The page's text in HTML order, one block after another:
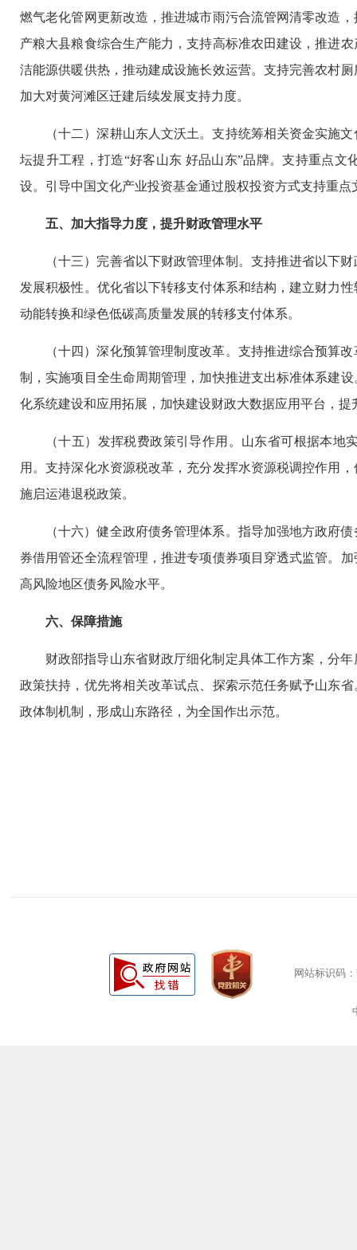
燃气老化管网更新改造，推进城市雨污合流管网清零改造
产粮大县粮食综合生产能力，支持高标准农田建设，推进
洁能源供暖供热，推动建成设施长效运营。支持完善农村
加大对黄河滩区迁建后续发展支持力度。
（十二）深耕山东人文沃土。支持统筹相关资金实施
坛提升工程，打造“好客山东 好品山东”品牌。支持重点
设。引导中国文化产业投资基金通过股权投资方式支持重点
五、加大指导力度，提升财政管理水平
（十三）完善省以下财政管理体制。支持推进省以下
发展积极性。优化省以下转移支付体系和结构，建立财力
动能转换和绿色低碳高质量发展的转移支付体系。
（十四）深化预算管理制度改革。支持推进综合预算
制，实施项目全生命周期管理，加快推进支出标准体系建
化系统建设和应用拓展，加快建设财政大数据应用平台，提
（十五）发挥税费政策引导作用。山东省可根据本
用。支持深化水资源税改革，充分发挥水资源税调控作用
施启运港退税政策。
（十六）健全政府债务管理体系。指导加强地方政府
券借用管还全流程管理，推进专项债券项目穿透式监管。
高风险地区债务风险水平。
六、保障措施
财政部指导山东省财政厅细化制定具体工作方案，分
政策扶持，优先将相关改革试点、探索示范任务赋予山东
政体制机制，形成山东路径，为全国作出示范。
网站标识码